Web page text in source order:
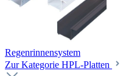
Regenrinnensystem
Zur Kategorie HPL-Platten